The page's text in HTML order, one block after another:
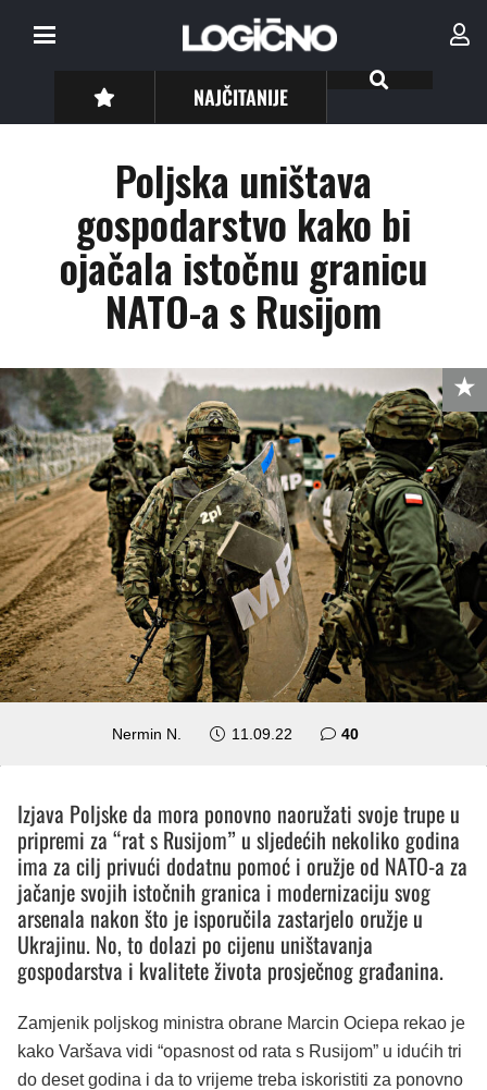
NAJČITANIJE
Poljska uništava
gospodarstvo kako bi
ojačala istočnu granicu
NATO-a s Rusijom
Nermin N. 11.09.22 40komentara
Izjava Poljske da mora ponovno naoružati svoje trupe u
pripremi za “rat s Rusijom” u sljedećih nekoliko godina
ima za cilj privući dodatnu pomoć i oružje od NATO-a za
jačanje svojih istočnih granica i modernizaciju svog
arsenala nakon što je isporučila zastarjelo oružje u
Ukrajinu. No, to dolazi po cijenu uništavanja
gospodarstva i kvalitete života prosječnog građanina.
Zamjenik poljskog ministra obrane Marcin Ociepa rekao je
kako Varšava vidi “opasnost od rata s Rusijom” u idućih tri
do deset godina i da to vrijeme treba iskoristiti za ponovno